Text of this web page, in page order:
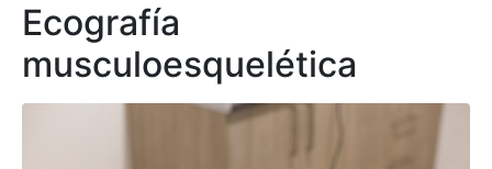
Ecografía
musculoesquelética